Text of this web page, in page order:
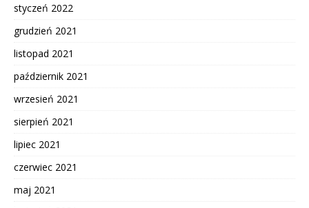
styczeń 2022
grudzień 2021
listopad 2021
październik 2021
wrzesień 2021
sierpień 2021
lipiec 2021
czerwiec 2021
maj 2021